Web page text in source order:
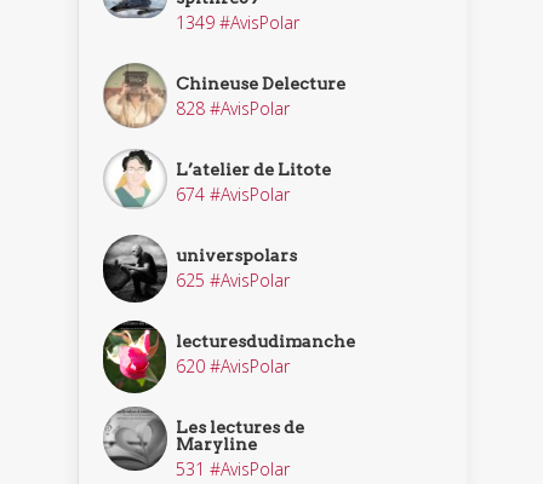
1349 #AvisPolar
Chineuse Delecture
828 #AvisPolar
L’atelier de Litote
674 #AvisPolar
universpolars
625 #AvisPolar
lecturesdudimanche
620 #AvisPolar
Les lectures de
Maryline
531 #AvisPolar